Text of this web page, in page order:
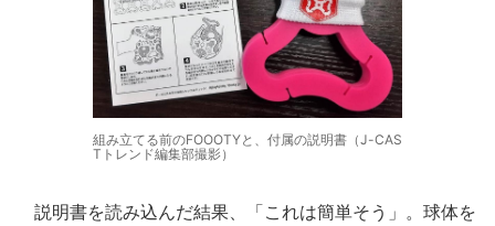
組み立てる前のFOOOTYと、付属の説明書（J-CAS
Tトレンド編集部撮影）
説明書を読み込んだ結果、「これは簡単そう」。球体を